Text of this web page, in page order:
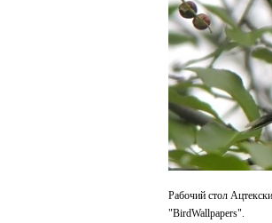
Рабочий стол
"BirdWallpapers".